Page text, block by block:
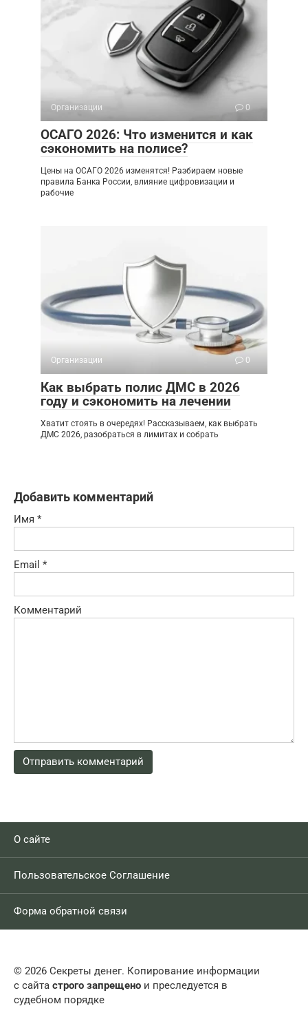
Организации 0
ОСАГО 2026: Что изменится и как
сэкономить на полисе?
Цены на ОСАГО 2026 изменятся! Разбираем новые
правила Банка России, влияние цифровизации и
рабочие
Организации 0
Как выбрать полис ДМС в 2026
году и сэкономить на лечении
Хватит стоять в очередях! Рассказываем, как выбрать
ДМС 2026, разобраться в лимитах и собрать
Добавить комментарий
Имя *
Email *
Комментарий
О сайте
Пользовательское Соглашение
Форма обратной связи
© 2026 Секреты денег. Копирование информации
с сайта строго запрещено и преследуется в
судебном порядке